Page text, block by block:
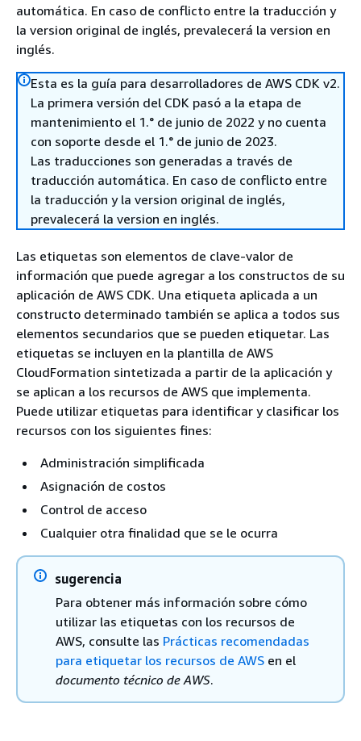
automática. En caso de conflicto entre la traducción y
la version original de inglés, prevalecerá la version en
inglés.
Esta es la guía para desarrolladores de AWS CDK v2.
La primera versión del CDK pasó a la etapa de
mantenimiento el 1.° de junio de 2022 y no cuenta
con soporte desde el 1.° de junio de 2023.
Las traducciones son generadas a través de
traducción automática. En caso de conflicto entre
la traducción y la version original de inglés,
prevalecerá la version en inglés.
Las etiquetas son elementos de clave-valor de
información que puede agregar a los constructos de su
aplicación de AWS CDK. Una etiqueta aplicada a un
constructo determinado también se aplica a todos sus
elementos secundarios que se pueden etiquetar. Las
etiquetas se incluyen en la plantilla de AWS
CloudFormation sintetizada a partir de la aplicación y
se aplican a los recursos de AWS que implementa.
Puede utilizar etiquetas para identificar y clasificar los
recursos con los siguientes fines:
Administración simplificada
Asignación de costos
Control de acceso
Cualquier otra finalidad que se le ocurra
sugerencia
Para obtener más información sobre cómo
utilizar las etiquetas con los recursos de
AWS, consulte las Prácticas recomendadas
para etiquetar los recursos de AWS en el
documento técnico de AWS.